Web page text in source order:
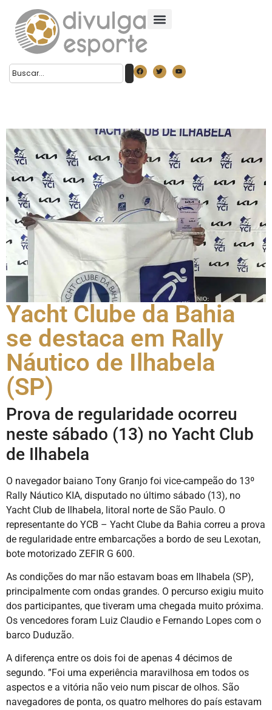
Yacht Clube da Bahia
se destaca em Rally
Náutico de Ilhabela
(SP)
Prova de regularidade ocorreu
neste sábado (13) no Yacht Club
de Ilhabela
O navegador baiano Tony Granjo foi vice-campeão do 13º
Rally Náutico KIA, disputado no último sábado (13), no
Yacht Club de Ilhabela, litoral norte de São Paulo. O
representante do YCB – Yacht Clube da Bahia correu a prova
de regularidade entre embarcações a bordo de seu Lexotan,
bote motorizado ZEFIR G 600.
As condições do mar não estavam boas em Ilhabela (SP),
principalmente com ondas grandes. O percurso exigiu muito
dos participantes, que tiveram uma chegada muito próxima.
Os vencedores foram Luiz Claudio e Fernando Lopes com o
barco Duduzão.
A diferença entre os dois foi de apenas 4 décimos de
segundo. ”Foi uma experiência maravilhosa em todos os
aspectos e a vitória não veio num piscar de olhos. São
navegadores de ponta, os quatro melhores do país estavam